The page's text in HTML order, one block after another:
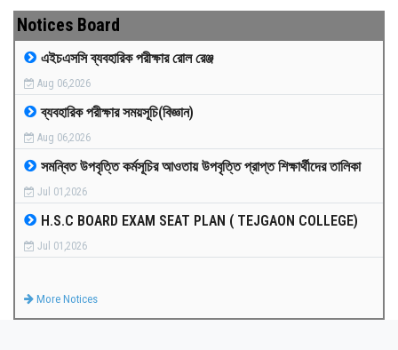
GALLERY
MEDIA
PAYMENT
CO-CURRICULUM
RESULTS
Notices Board
এইচএসসি ব্যবহারিক পরীক্ষার রোল রেঞ্জ
Aug 06,2026
ব্যবহারিক পরীক্ষার সময়সূচি(বিজ্ঞান)
Aug 06,2026
সমন্বিত উপবৃত্তি কর্মসূচির আওতায় উপবৃত্তি প্রাপ্ত শিক্ষার্থীদের তালিকা
Jul 01,2026
H.S.C BOARD EXAM SEAT PLAN ( TEJGAON COLLEGE)
Jul 01,2026
More Notices